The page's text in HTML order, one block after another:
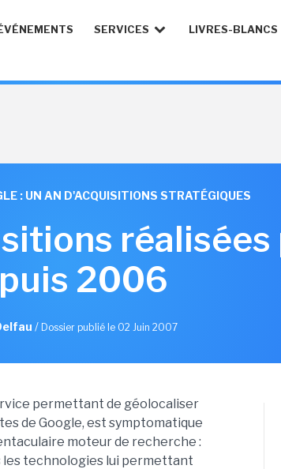
SERVICES LIVRES-BLANCS
: UN AN D'ACQUISITIONS STRATÉGIQUES
réalisées
2006
/ Dossier publié le 02 Juin 2007
permettant de géolocaliser
de Google, est symptomatique
moteur de recherche :
technologies lui permettant